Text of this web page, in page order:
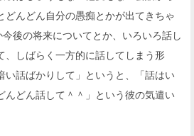
どんどん自分の愚痴とかが出てきちゃ
後の将来についてとか、いろいろ話し
、しばらく一方的に話してしまう形
い話ばかりして」というと、「話はい
んどん話して＾＾」という彼の気遣い